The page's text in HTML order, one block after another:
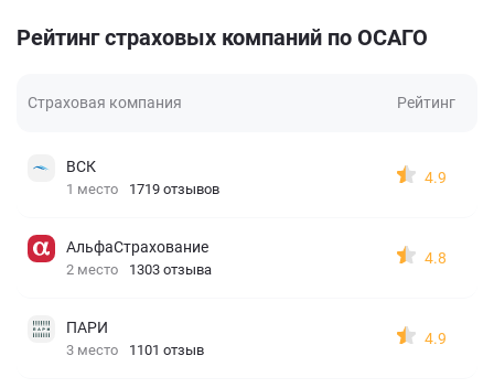
Рейтинг страховых компаний по ОСАГО
Страховая компания Рейтинг
ВСК
1 место 1719 отзывов
4.9
АльфаСтрахование
2 место 1303 отзыва
4.8
ПАРИ
3 место 1101 отзыв
4.9